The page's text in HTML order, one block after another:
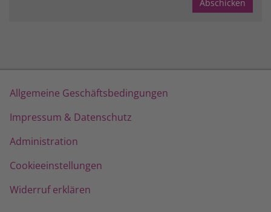
Allgemeine Geschäftsbedingungen
Impressum & Datenschutz
Administration
Cookieeinstellungen
Widerruf erklären